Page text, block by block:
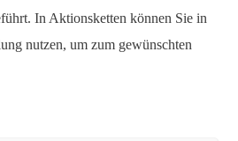
In Aktionsketten können Sie in
nutzen, um zum gewünschten